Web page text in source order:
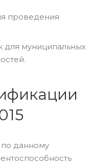
проведения
для муниципальных
данному